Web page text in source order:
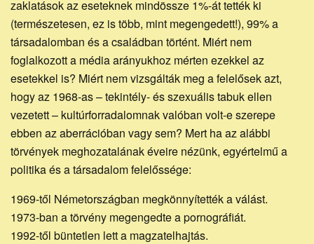
zaklatások az eseteknek mindössze 1%-át tették ki
(természetesen, ez is több, mint megengedett!), 99% a
társadalomban és a családban történt. Miért nem
foglalkozott a média arányukhoz mérten ezekkel az
esetekkel is? Miért nem vizsgálták meg a felelősek azt,
hogy az 1968-as – tekintély- és szexuális tabuk ellen
vezetett – kultúrforradalomnak valóban volt-e szerepe
ebben az aberrációban vagy sem? Mert ha az alábbi
törvények meghozatalának éveire nézünk, egyértelmű a
politika és a társadalom felelőssége:
1969-től Németországban megkönnyítették a válást.
1973-ban a törvény megengedte a pornográfiát.
1992-től büntetlen lett a magzatelhajtás.